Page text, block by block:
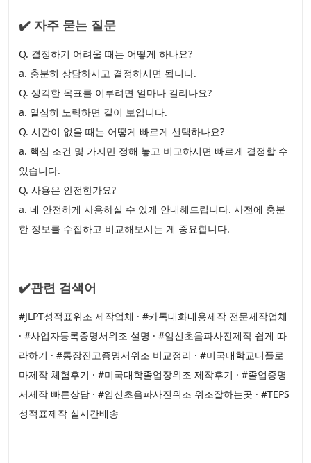
✔️ 자주 묻는 질문
Q. 결정하기 어려울 때는 어떻게 하나요?
a. 충분히 상담하시고 결정하시면 됩니다.
Q. 생각한 목표를 이루려면 얼마나 걸리나요?
a. 열심히 노력하면 길이 보입니다.
Q. 시간이 없을 때는 어떻게 빠르게 선택하나요?
a. 핵심 조건 몇 가지만 정해 놓고 비교하시면 빠르게 결정할 수
있습니다.
Q. 사용은 안전한가요?
a. 네 안전하게 사용하실 수 있게 안내해드립니다. 사전에 충분
한 정보를 수집하고 비교해보시는 게 중요합니다.
✔️관련 검색어
#JLPT성적표위조 제작업체 · #카톡대화내용제작 전문제작업체
· #사업자등록증명서위조 설명 · #임신초음파사진제작 쉽게 따
라하기 · #통장잔고증명서위조 비교정리 · #미국대학교디플로
마제작 체험후기 · #미국대학졸업장위조 제작후기 · #졸업증명
서제작 빠른상담 · #임신초음파사진위조 위조잘하는곳 · #TEPS
성적표제작 실시간배송